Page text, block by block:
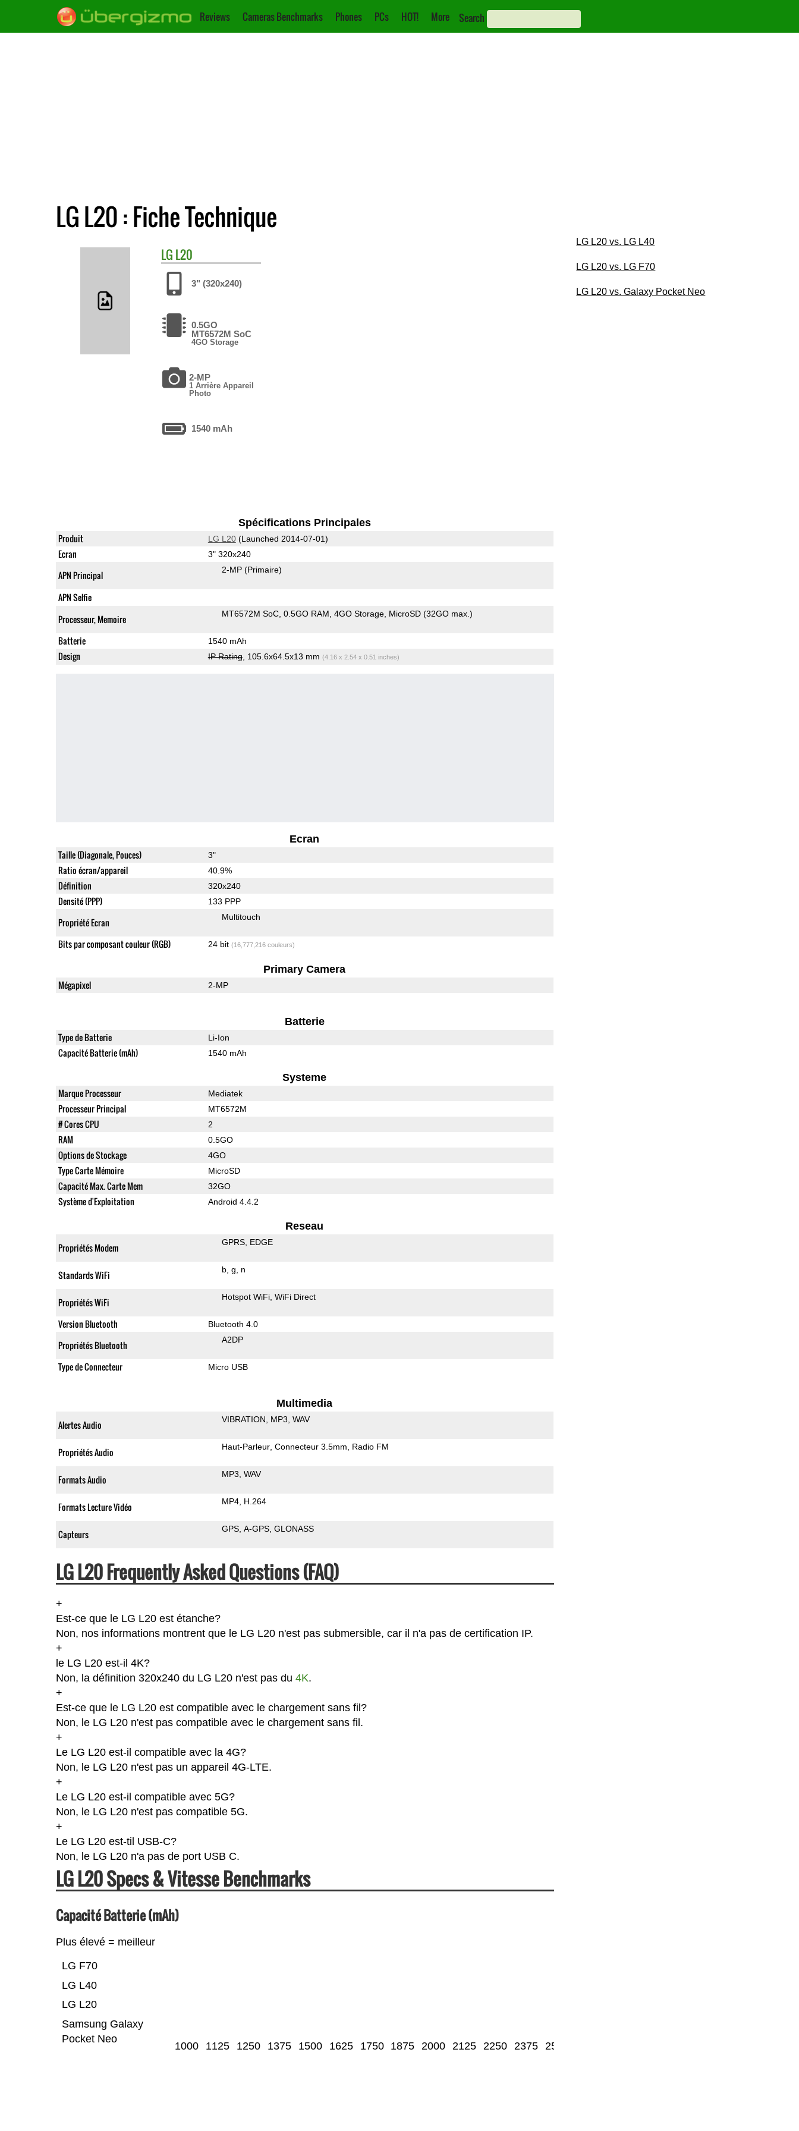
Reviews Cameras Benchmarks Phones PCs HOT! More Search
LG L20 : Fiche Technique
LG L20
3" (320x240)
0.5GO
MT6572M SoC
4GO Storage
2-MP
1 Arrière Appareil
Photo
1540 mAh
Spécifications Principales
Produit LG L20(Launched 2014-07-01)
Ecran 3" 320x240
APN Principal 2-MP (Primaire)
APN Selfie
Processeur, Memoire
MT6572M SoC 0.5GO RAM 4GO Storage MicroSD (32GO max.)
Batterie 1540 mAh
Design IP Rating, 105.6x64.5x13 mm (4.16 x 2.54 x 0.51 inches)
Ecran
Taille (Diagonale, Pouces) 3"
Ratio écran/appareil 40.9%
Définition 320x240
Densité (PPP) 133 PPP
Propriété Ecran Multitouch
Bits par composant couleur (RGB) 24 bit (16,777,216 couleurs)
Primary Camera
Mégapixel 2-MP
Batterie
Type de Batterie Li-Ion
Capacité Batterie (mAh) 1540 mAh
Systeme
Marque Processeur Mediatek
Processeur Principal MT6572M
# Cores CPU 2
RAM 0.5GO
Options de Stockage 4GO
Type Carte Mémoire MicroSD
Capacité Max. Carte Mem 32GO
Système d'Exploitation Android 4.4.2
Reseau
Propriétés Modem GPRS EDGE
Standards WiFi b g n
Propriétés WiFi Hotspot WiFi WiFi Direct
Version Bluetooth Bluetooth 4.0
Propriétés Bluetooth A2DP
Type de Connecteur Micro USB
Multimedia
Alertes Audio VIBRATION MP3 WAV
Propriétés Audio Haut-Parleur Connecteur 3.5mm Radio FM
Formats Audio MP3 WAV
Formats Lecture Vidéo MP4 H.264
Capteurs GPS A-GPS GLONASS
LG L20 Frequently Asked Questions (FAQ)
+
Est-ce que le LG L20 est étanche?
Non, nos informations montrent que le LG L20 n'est pas submersible, car il n'a pas de certification IP.
+
le LG L20 est-il 4K?
Non, la définition 320x240 du LG L20 n'est pas du 4K.
+
Est-ce que le LG L20 est compatible avec le chargement sans fil?
Non, le LG L20 n'est pas compatible avec le chargement sans fil.
+
Le LG L20 est-il compatible avec la 4G?
Non, le LG L20 n'est pas un appareil 4G-LTE.
+
Le LG L20 est-il compatible avec 5G?
Non, le LG L20 n'est pas compatible 5G.
+
Le LG L20 est-til USB-C?
Non, le LG L20 n'a pas de port USB C.
LG L20 Specs & Vitesse Benchmarks
Capacité Batterie (mAh)
Plus élevé = meilleur
Samsung Galaxy
Pocket Neo
LG L20
LG L40
LG F70
1000 1125 1250 1375 1500 1625 1750 1875 2000 2125 2250 2375 2500
LG L20 vs. LG L40
LG L20 vs. LG F70
LG L20 vs. Galaxy Pocket Neo